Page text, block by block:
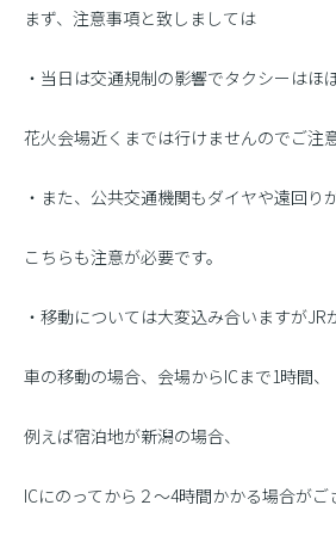
まず、注意事項と致しましては
・当日は交通規制の影響でタクシーはほ
花火会場近くまでは行けませんのでご注
・また、公共交通機関もダイヤや遠回り
こちらも注意が必要です。
・移動については大変込み合いますがJR
車の移動の場合、会場からICまで1時間、
例えば宿泊地が新潟の場合、
ICにのってから２〜4時間かかる場合がご